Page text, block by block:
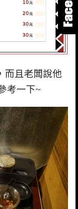
而且老闆說他
考一下~